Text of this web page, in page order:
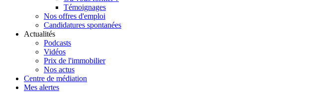
Témoignages
Nos offres d'emploi
Candidatures spontanées
Actualités
Podcasts
Vidéos
Prix de l'immobilier
Nos actus
Centre de médiation
Mes alertes